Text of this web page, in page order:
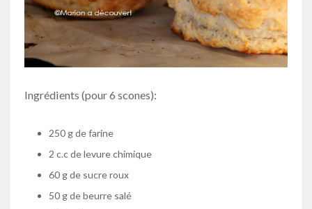
Ingrédients (pour 6 scones):
250 g de farine
2 c.c de levure chimique
60 g de sucre roux
50 g de beurre salé